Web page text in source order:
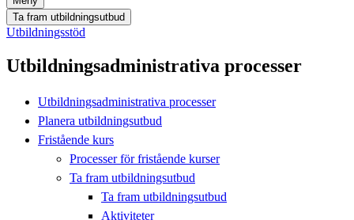
Ta fram utbildningsutbud
Utbildningsstöd
Utbildningsadministrativa processer
Utbildningsadministrativa processer
Planera utbildningsutbud
Fristående kurs
Processer för fristående kurser
Ta fram utbildningsutbud
Ta fram utbildningsutbud
Aktiviteter